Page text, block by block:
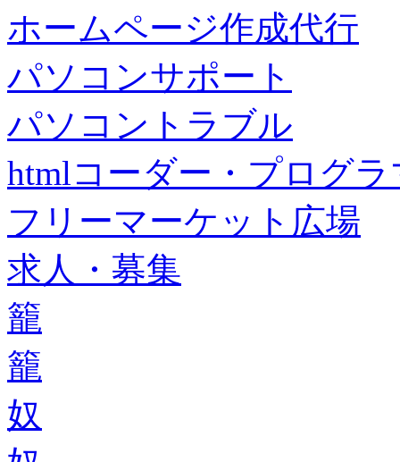
ホームページ作成代行
パソコンサポート
パソコントラブル
htmlコーダー・プログラ
フリーマーケット広場
求人・募集
籠
籠
奴